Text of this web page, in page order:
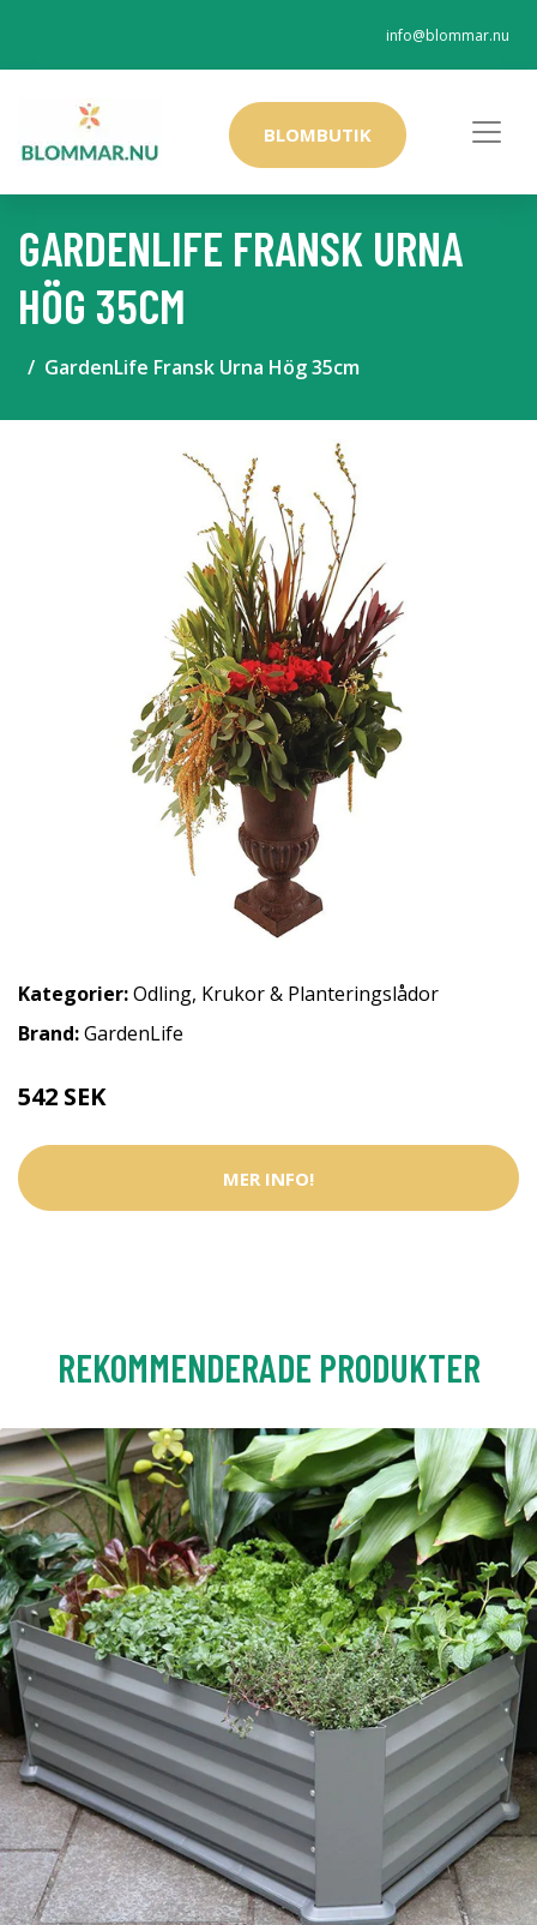
info@blommar.nu
BLOMBUTIK
GARDENLIFE FRANSK URNA
HÖG 35CM
GardenLife Fransk Urna Hög 35cm
Kategorier:Odling, Krukor & Planteringslådor
Brand:GardenLife
542 SEK
MER INFO!
REKOMMENDERADE PRODUKTER